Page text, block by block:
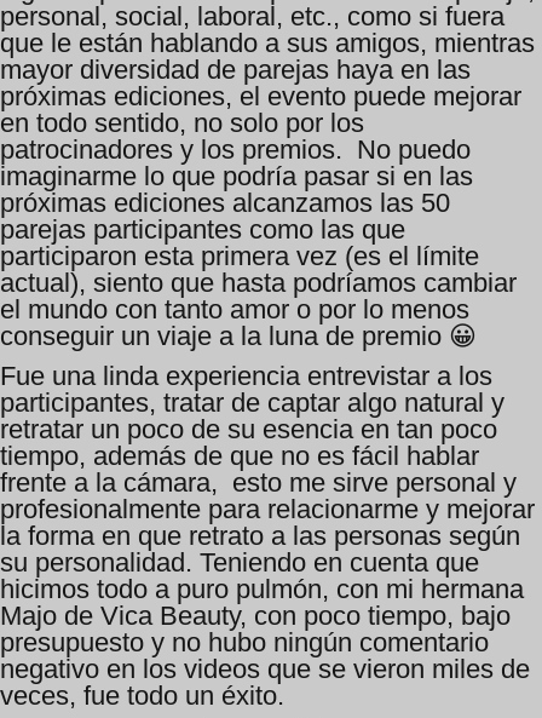
personal, social, laboral, etc., como si fuera
que le están hablando a sus amigos, mientras
mayor diversidad de parejas haya en las
próximas ediciones, el evento puede mejorar
en todo sentido, no solo por los
patrocinadores y los premios. No puedo
imaginarme lo que podría pasar si en las
próximas ediciones alcanzamos las 50
parejas participantes como las que
participaron esta primera vez (es el límite
actual), siento que hasta podríamos cambiar
el mundo con tanto amor o por lo menos
conseguir un viaje a la luna de premio 😀
Fue una linda experiencia entrevistar a los
participantes, tratar de captar algo natural y
retratar un poco de su esencia en tan poco
tiempo, además de que no es fácil hablar
frente a la cámara, esto me sirve personal y
profesionalmente para relacionarme y mejorar
la forma en que retrato a las personas según
su personalidad. Teniendo en cuenta que
hicimos todo a puro pulmón, con mi hermana
Majo de Vica Beauty, con poco tiempo, bajo
presupuesto y no hubo ningún comentario
negativo en los videos que se vieron miles de
veces, fue todo un éxito.